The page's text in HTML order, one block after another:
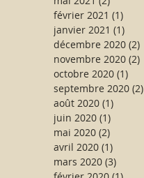
février 2021 (1)
janvier 2021 (1)
décembre 2020 (2)
novembre 2020 (2)
octobre 2020 (1)
septembre 2020 (2)
août 2020 (1)
juin 2020 (1)
mai 2020 (2)
avril 2020 (1)
mars 2020 (3)